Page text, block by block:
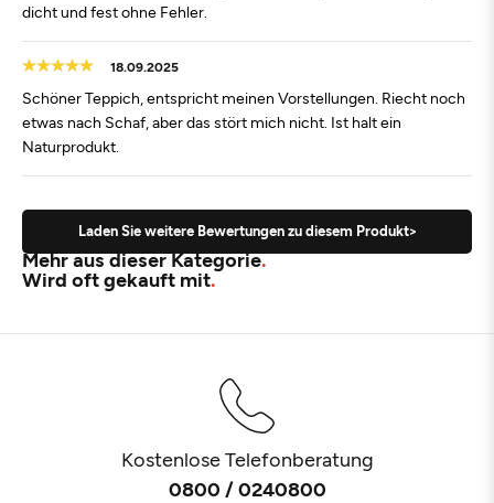
dicht und fest ohne Fehler.
18.09.2025
Schöner Teppich, entspricht meinen Vorstellungen. Riecht noch
etwas nach Schaf, aber das stört mich nicht. Ist halt ein
Naturprodukt.
Laden Sie weitere Bewertungen zu diesem Produkt>
Mehr aus dieser Kategorie
Wird oft gekauft mit
Kostenlose Telefonberatung
0800 / 0240800